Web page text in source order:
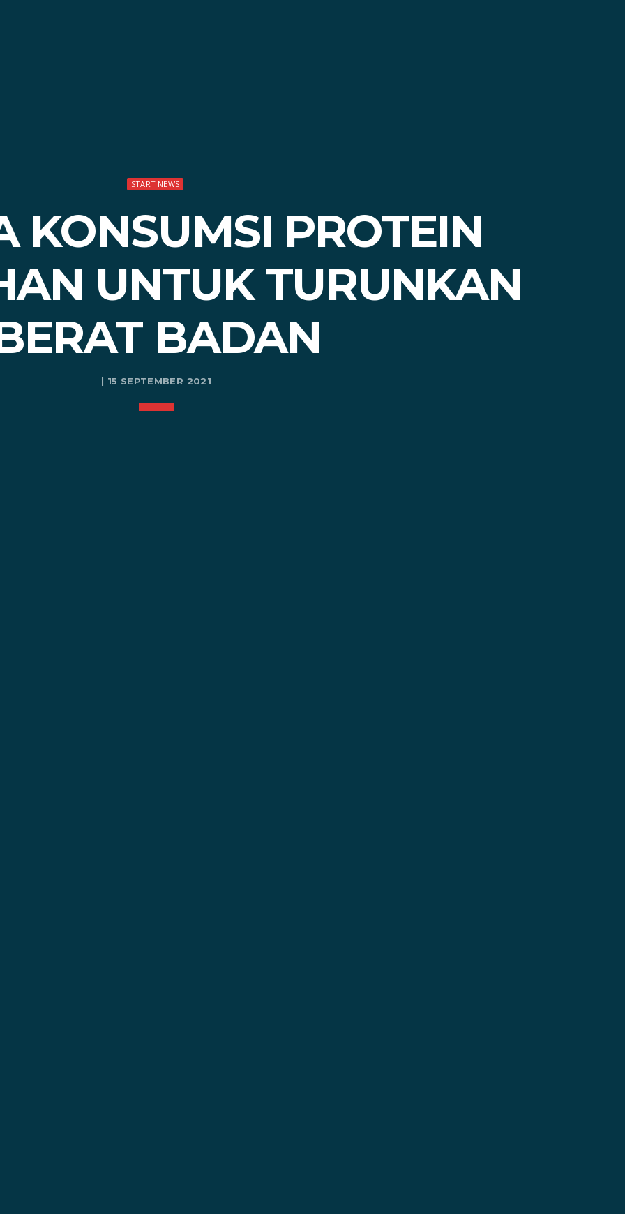
START NEWS
KONSUMSI PROTEIN
UNTUK TURUNKAN
BADAN
| 15 SEPTEMBER 2021